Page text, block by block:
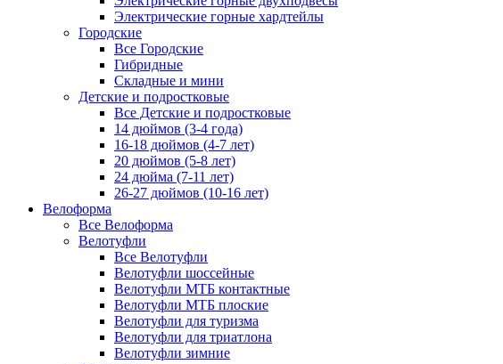
Электрические горные хардтейлы
Городские
Все Городские
Гибридные
Складные и мини
Детские и подростковые
Все Детские и подростковые
14 дюймов (3-4 года)
16-18 дюймов (4-7 лет)
20 дюймов (5-8 лет)
24 дюйма (7-11 лет)
26-27 дюймов (10-16 лет)
Велоформа
Все Велоформа
Велотуфли
Все Велотуфли
Велотуфли шоссейные
Велотуфли МТБ контактные
Велотуфли МТБ плоские
Велотуфли для туризма
Велотуфли для триатлона
Велотуфли зимние